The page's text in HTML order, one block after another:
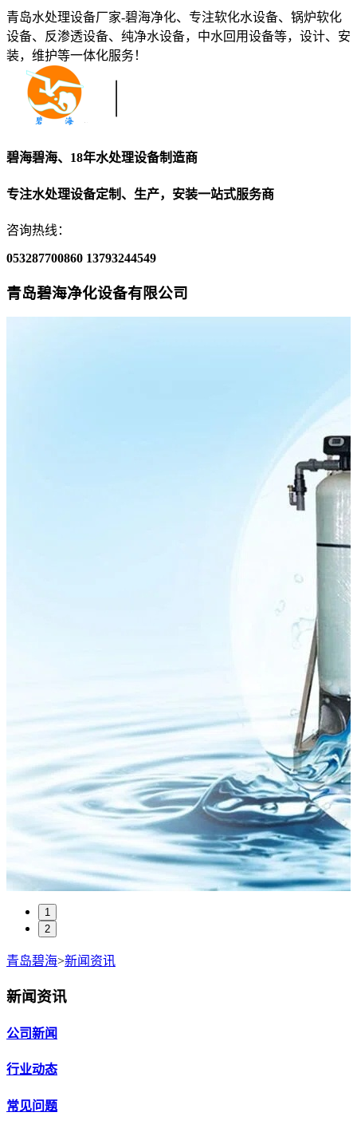
青岛水处理设备厂家-碧海净化、专注软化水设备、锅炉软化
设备、反渗透设备、纯净水设备，中水回用设备等，设计、安
装，维护等一体化服务！
碧海碧海、18年水处理设备制造商
专注水处理设备定制、生产，安装一站式服务商
咨询热线：
053287700860 13793244549
青岛碧海净化设备有限公司
1
2
青岛碧海>新闻资讯
新闻资讯
公司新闻
行业动态
常见问题